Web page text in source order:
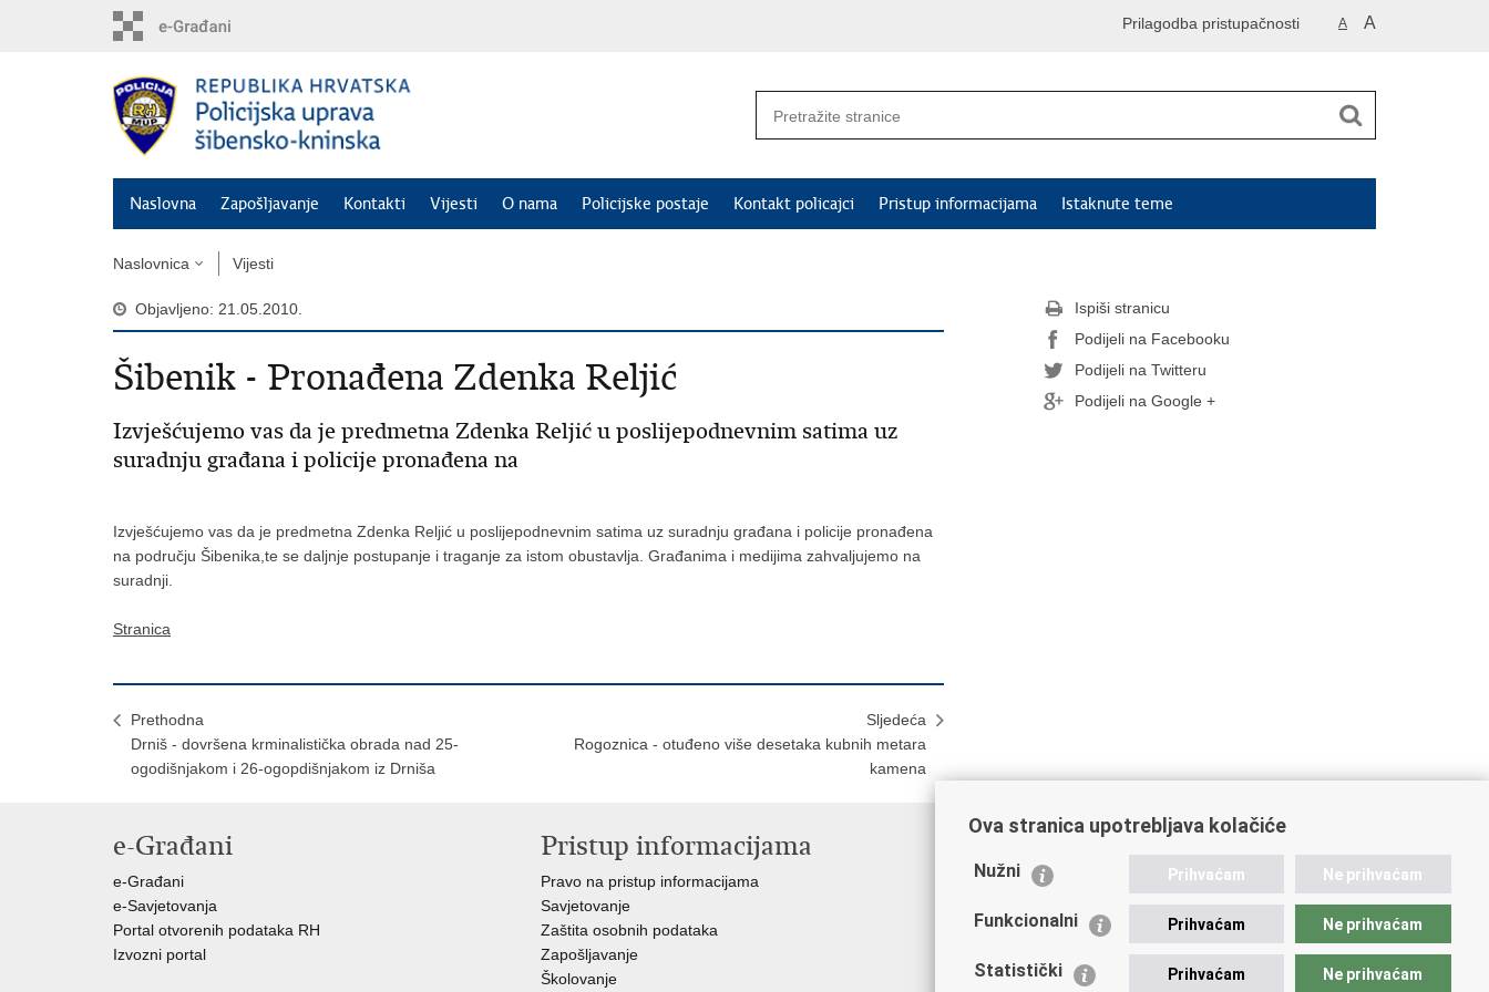
A A
Prilagodba pristupačnosti
Naslovna Zapošljavanje Kontakti Vijesti O nama Policijske postaje Kontakt policajci Pristup informacijama Istaknute teme
Naslovnica Vijesti
Objavljeno: 21.05.2010.
Šibenik - Pronađena Zdenka Reljić
Izvješćujemo vas da je predmetna Zdenka Reljić u poslijepodnevnim satima uz
suradnju građana i policije pronađena na
Izvješćujemo vas da je predmetna Zdenka Reljić u poslijepodnevnim satima uz suradnju građana i policije pronađena
na području Šibenika,te se daljnje postupanje i traganje za istom obustavlja. Građanima i medijima zahvaljujemo na
suradnji.
Stranica
Prethodna
Drniš - dovršena krminalistička obrada nad 25-
ogodišnjakom i 26-ogopdišnjakom iz Drniša
Sljedeća
Rogoznica - otuđeno više desetaka kubnih metara
kamena
Ispiši stranicu
Podijeli na Facebooku
Podijeli na Twitteru
Podijeli na Google +
e-Građani
e-Građani
e-Savjetovanja
Portal otvorenih podataka RH
Izvozni portal
Pristup informacijama
Pravo na pristup informacijama
Savjetovanje
Zaštita osobnih podataka
Zapošljavanje
Školovanje
Važne poveznice
Ministarstvo unutarnjih poslova
Udruge
Policijska akademija
Ova stranica upotrebljava kolačiće
Nužni Prihvaćam Ne prihvaćam
Funkcionalni Prihvaćam Ne prihvaćam
Statistički Prihvaćam Ne prihvaćam